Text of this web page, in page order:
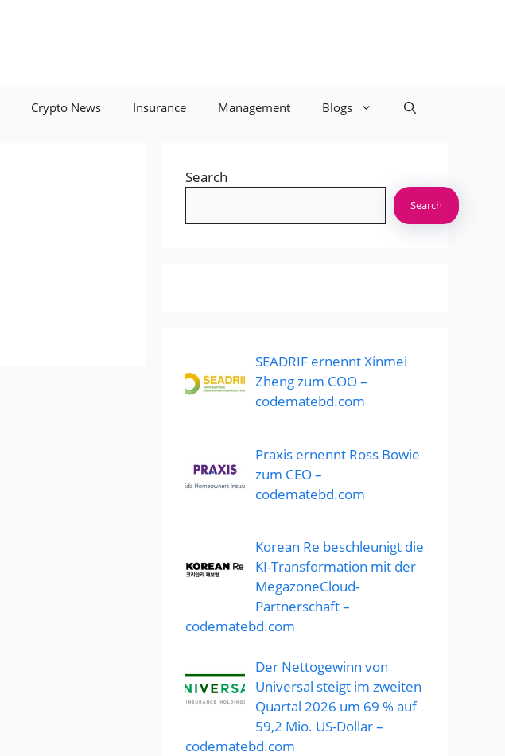
Crypto News Insurance Management Blogs
Search
Search
SEADRIF ernennt Xinmei
Zheng zum COO –
codematebd.com
Praxis ernennt Ross Bowie
zum CEO –
codematebd.com
Korean Re beschleunigt die
KI-Transformation mit der
MegazoneCloud-
Partnerschaft –
codematebd.com
Der Nettogewinn von
Universal steigt im zweiten
Quartal 2026 um 69 % auf
59,2 Mio. US-Dollar –
codematebd.com